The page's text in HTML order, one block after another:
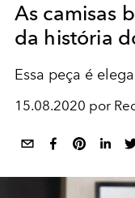
As camisas
da história
Essa peça é
15.08.2020 por